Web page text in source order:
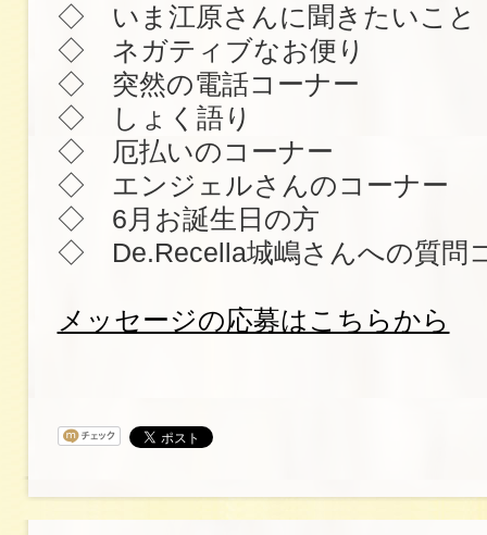
◇ いま江原さんに聞きたいこと
◇ ネガティブなお便り
◇ 突然の電話コーナー
◇ しょく語り
◇ 厄払いのコーナー
◇ エンジェルさんのコーナー
◇ 6月お誕生日の方
◇ De.Recella城嶋さんへの質問
メッセージの応募はこちらから